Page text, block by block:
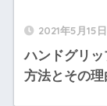
2021年5月15日
ハンドグリ
方法とその理